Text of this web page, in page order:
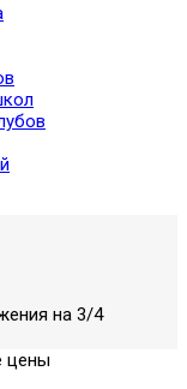
на 3/4
цены